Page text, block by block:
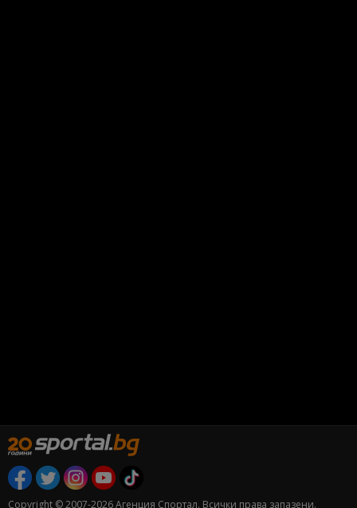
Copyright © 2007-2026 Агенция Спортал. Всички права запазени.